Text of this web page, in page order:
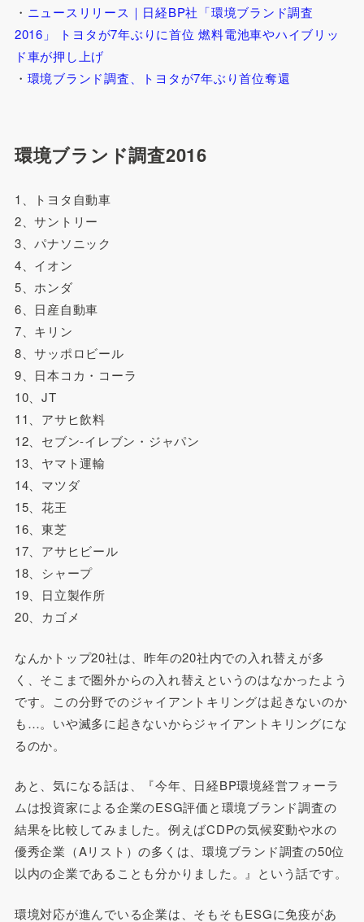
・ ニュースリリース｜日経BP社「環境ブランド調査
2016」 トヨタが7年ぶりに首位 燃料電池車やハイブリッ
ド車が押し上げ
・ 環境ブランド調査、トヨタが7年ぶり首位奪還
環境ブランド調査2016
1、トヨタ自動車
2、サントリー
3、パナソニック
4、イオン
5、ホンダ
6、日産自動車
7、キリン
8、サッポロビール
9、日本コカ・コーラ
10、JT
11、アサヒ飲料
12、セブン-イレブン・ジャパン
13、ヤマト運輸
14、マツダ
15、花王
16、東芝
17、アサヒビール
18、シャープ
19、日立製作所
20、カゴメ
なんかトップ20社は、昨年の20社内での入れ替えが多
く、そこまで圏外からの入れ替えというのはなかったよう
です。この分野でのジャイアントキリングは起きないのか
も…。いや滅多に起きないからジャイアントキリングにな
るのか。
あと、気になる話は、『今年、日経BP環境経営フォーラ
ムは投資家による企業のESG評価と環境ブランド調査の
結果を比較してみました。例えばCDPの気候変動や水の
優秀企業（Aリスト）の多くは、環境ブランド調査の50位
以内の企業であることも分かりました。』という話です。
環境対応が進んでいる企業は、そもそもESGに免疫があ